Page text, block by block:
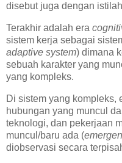
disebut juga dengan istilah
Terakhir adalah era
sistem kerja sebagai
adaptive system) dimana
sebuah karakter yang
yang kompleks.
Di sistem yang kompleks,
hubungan yang muncul
teknologi, dan pekerjaan
muncul/baru ada (
diobservasi secara